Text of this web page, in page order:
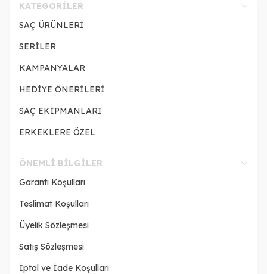
KATEGORILER
SAÇ ÜRÜNLERİ
SERİLER
KAMPANYALAR
HEDİYE ÖNERİLERİ
SAÇ EKİPMANLARI
ERKEKLERE ÖZEL
ÖNEMLI BILGILER
Garanti Koşulları
Teslimat Koşulları
Üyelik Sözleşmesi
Satış Sözleşmesi
İptal ve İade Koşulları